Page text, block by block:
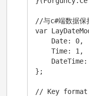
//与c#端数据保
var
    Date: 0,
    Time: 1,
DateTime:
};
// Key format